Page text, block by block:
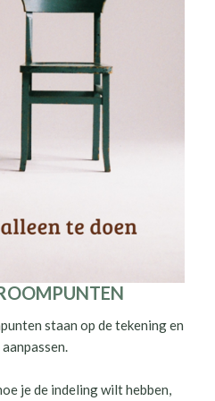
staan op de tekening en
je de indeling wilt hebben,